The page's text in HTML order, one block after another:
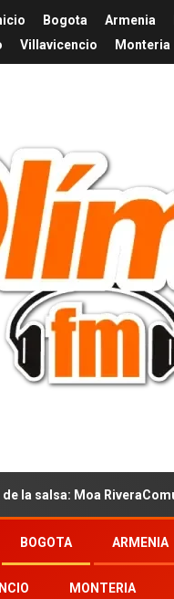
Bogota Armenia
Villavicencio Monteria
RiveraComunicado de
BOGOTA ARMENIA
MONTERIA